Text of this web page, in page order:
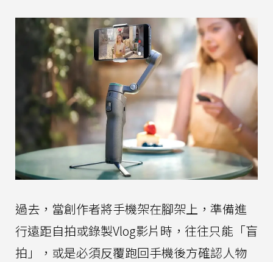
過去，當創作者將手機架在腳架上，準備進
行遠距自拍或錄製Vlog影片時，往往只能「盲
拍」，或是必須反覆跑回手機後方確認人物